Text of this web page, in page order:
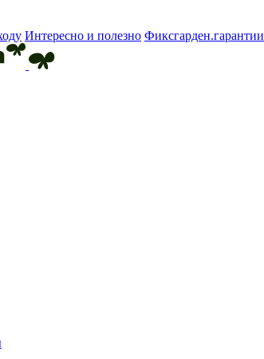
Интересно и полезно Фиксгарден.гарантии